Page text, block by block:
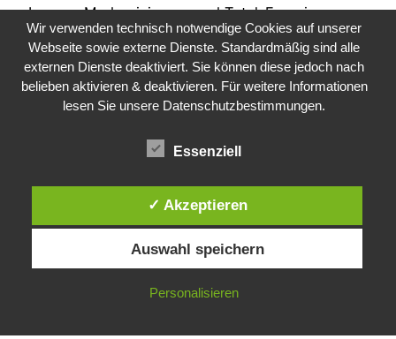
Legacy-Modernisierung und Total-Experience-
Ansätzen hervor. Laut Gartner ist Adaptive
Security eine wichtige Technologie, die
Verhaltensweisen und Ereignisse analysiert, um
Schutz vor Bedrohungen zu bieten und sich…
Public Sector, Kunst, Design
Wir verwenden technisch notwendige Cookies auf unserer
Webseite sowie externe Dienste. Standardmäßig sind alle
externen Dienste deaktiviert. Sie können diese jedoch nach
belieben aktivieren & deaktivieren. Für weitere Informationen
lesen Sie unsere Datenschutzbestimmungen.
Essenziell
✓ Akzeptieren
Auswahl speichern
Personalisieren